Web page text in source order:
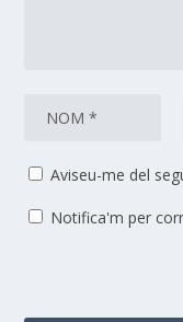
Aviseu-me del
Notifica'm per